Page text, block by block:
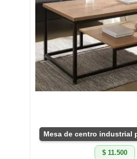
$ 11.500